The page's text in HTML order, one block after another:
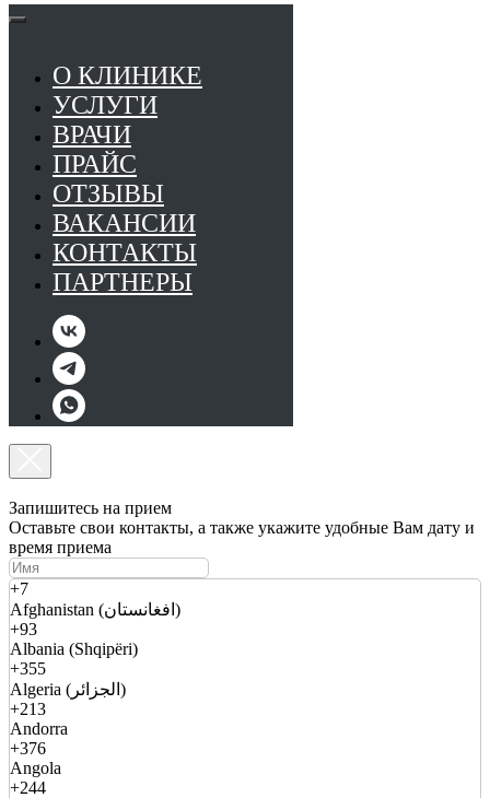
О КЛИНИКЕ
УСЛУГИ
ВРАЧИ
ПРАЙС
ОТЗЫВЫ
ВАКАНСИИ
КОНТАКТЫ
ПАРТНЕРЫ
Запишитесь на прием
Оставьте свои контакты, а также укажите удобные Вам дату и
время приема
+7
Afghanistan (افغانستان)
+93
Albania (Shqipëri)
+355
Algeria (الجزائر)
+213
Andorra
+376
Angola
+244